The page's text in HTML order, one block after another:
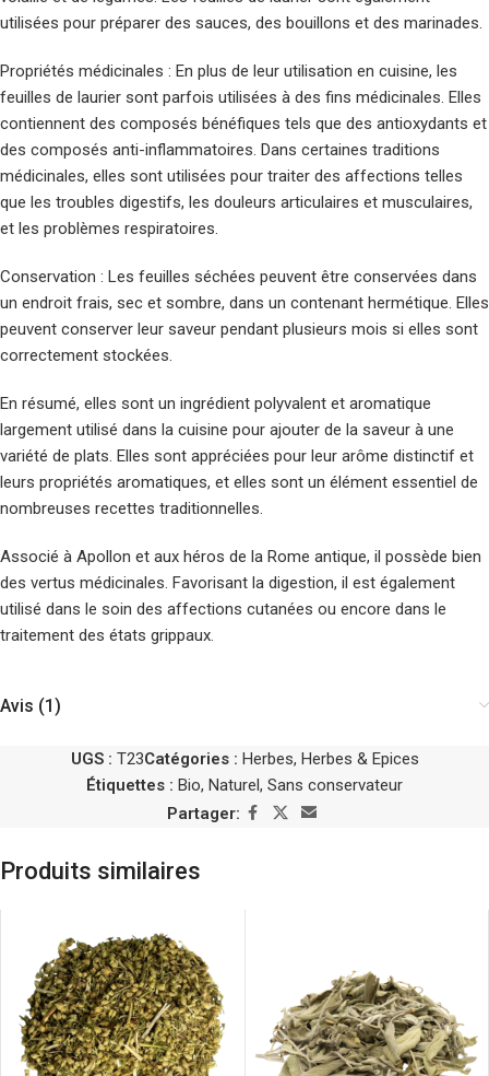
utilisées pour préparer des sauces, des bouillons et des marinades.
Propriétés médicinales : En plus de leur utilisation en cuisine, les
feuilles de laurier sont parfois utilisées à des fins médicinales. Elles
contiennent des composés bénéfiques tels que des antioxydants et
des composés anti-inflammatoires. Dans certaines traditions
médicinales, elles sont utilisées pour traiter des affections telles
que les troubles digestifs, les douleurs articulaires et musculaires,
et les problèmes respiratoires.
Conservation : Les feuilles séchées peuvent être conservées dans
un endroit frais, sec et sombre, dans un contenant hermétique. Elles
peuvent conserver leur saveur pendant plusieurs mois si elles sont
correctement stockées.
En résumé, elles sont un ingrédient polyvalent et aromatique
largement utilisé dans la cuisine pour ajouter de la saveur à une
variété de plats. Elles sont appréciées pour leur arôme distinctif et
leurs propriétés aromatiques, et elles sont un élément essentiel de
nombreuses recettes traditionnelles.
Associé à Apollon et aux héros de la Rome antique, il possède bien
des vertus médicinales. Favorisant la digestion, il est également
utilisé dans le soin des affections cutanées ou encore dans le
traitement des états grippaux.
Avis (1)
UGS : T23Catégories : Herbes, Herbes & Epices
Étiquettes : Bio, Naturel, Sans conservateur
Partager:
Produits similaires